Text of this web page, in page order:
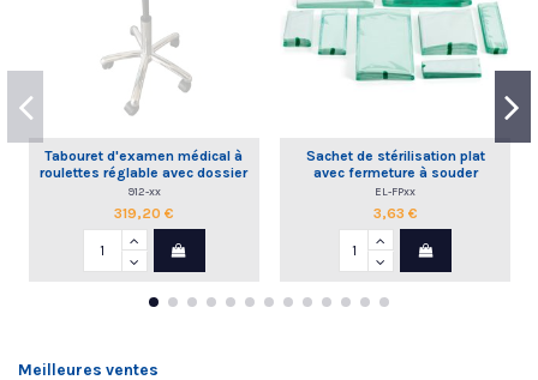
Tabouret d'examen médical à
roulettes réglable avec dossier
commande à la main
912-xx
319,20 €
Sachet de stérilisation plat
avec fermeture à souder
EL-FPxx
3,63 €
Meilleures ventes